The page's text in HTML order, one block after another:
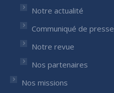
Notre actualité
Communiqué de presse
Notre revue
Nos partenaires
Nos missions